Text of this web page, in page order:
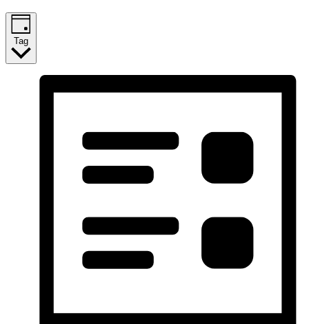
Tag